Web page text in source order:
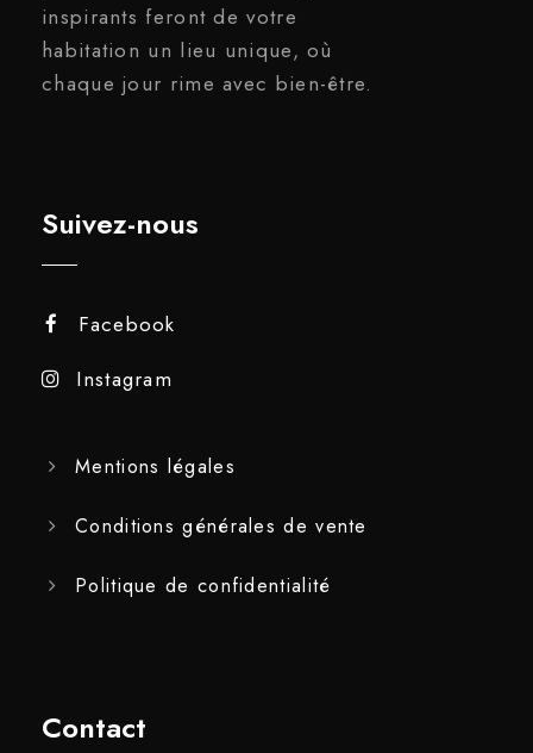
inspirants feront de votre
habitation un lieu unique, où
chaque jour rime avec bien-être.
Suivez-nous
Facebook
Instagram
Mentions légales
Conditions générales de vente
Politique de confidentialité
Contact